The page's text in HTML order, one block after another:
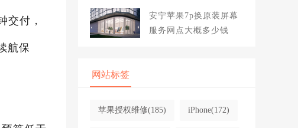
交付，
航保
安宁苹果7p换原装屏幕
服务网点大概多少钱
网站标签
苹果授权维修(185) iPhone(172)